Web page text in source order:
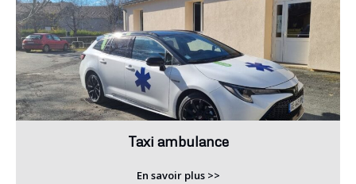
Taxi ambulance
En savoir plus >>